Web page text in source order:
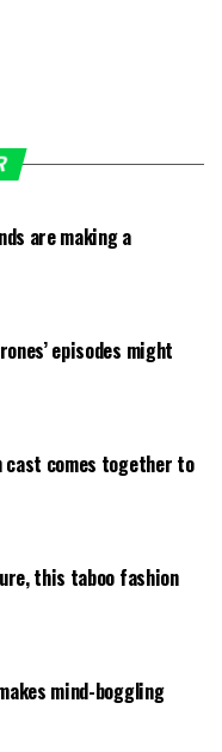
are making a
episodes might
cast comes together to
this taboo fashion
mind-boggling